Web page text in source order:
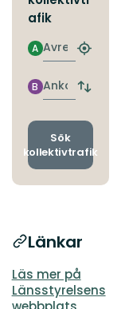
afik
Avresa
A
Hitta
Ankomst
B
Byt
och
Sök
kollektivtrafik
Länkar
Läs mer på
Länsstyrelsens